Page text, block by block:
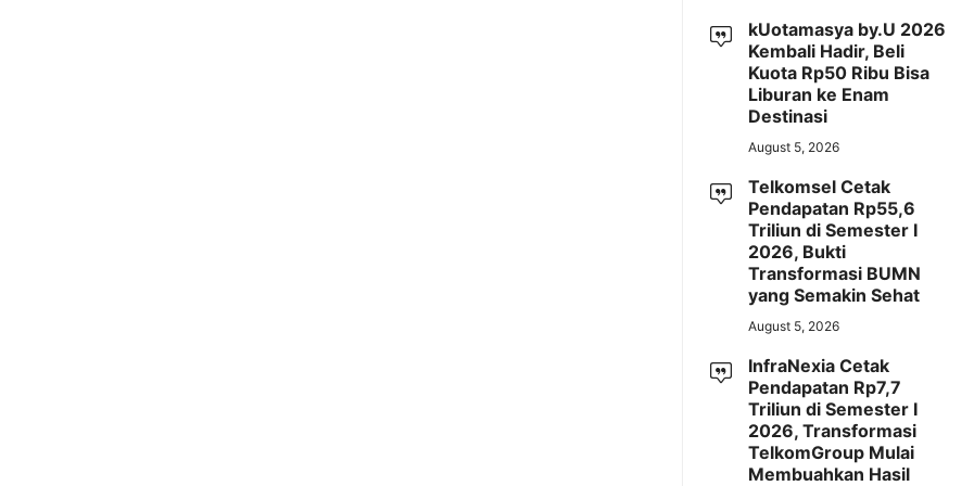
kUotamasya by.U 2026
Kembali Hadir, Beli
Kuota Rp50 Ribu Bisa
Liburan ke Enam
Destinasi
August 5, 2026
Telkomsel Cetak
Pendapatan Rp55,6
Triliun di Semester I
2026, Bukti
Transformasi BUMN
yang Semakin Sehat
August 5, 2026
InfraNexia Cetak
Pendapatan Rp7,7
Triliun di Semester I
2026, Transformasi
TelkomGroup Mulai
Membuahkan Hasil